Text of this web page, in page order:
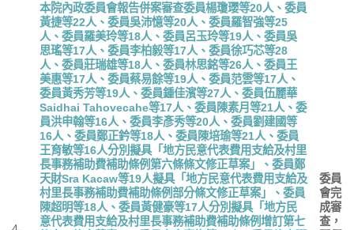
本院內政委員會報告併案審查委員楊瓊瓔等20人、委員
黃捷等22人、委員吳沛憶等20人、委員羅智強等25
人、委員羅美玲等18人、委員呂玉玲等19人、委員吳
思瑤等17人、委員李柏毅等17人、委員徐巧芯等28
人、委員莊瑞雄等18人、委員林思銘等26人、委員王
美惠等17人、委員蔡易餘等19人、委員范雲等17人、
委員黃秀芳等19人、委員鍾佳濱等27人、委員伍麗華
Saidhai Tahovecahe等17人、委員陳素月等21人、委
員洪申翰等16人、委員李彥秀等20人、委員劉建國等
16人、委員鄭正鈐等18人、委員陳培瑜等21人、委員
王育敏等16人分別擬具「地方民意代表費用支給及村里
長事務補助費補助條例第六條條文修正草案」、委員鄭
天財Sra Kacaw等19人擬具「地方民意代表費用支給及
村里長事務補助費補助條例部分條文修正草案」、委員
陳超明等18人、委員黃健豪等17人分別擬具「地方民
意代表費用支給及村里長事務補助費補助條例增訂第七
委員
會完
成審
查，